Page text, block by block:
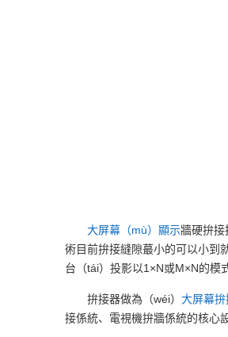
大屏幕（mù）顯示牆硬拚接
術目前拚接縫隙蕞小的可以小到
台（tái）投影以1×N或M×N的模
拚接器做為（wéi） 大屏幕拚
接係統、電視機拚牆係統的核心